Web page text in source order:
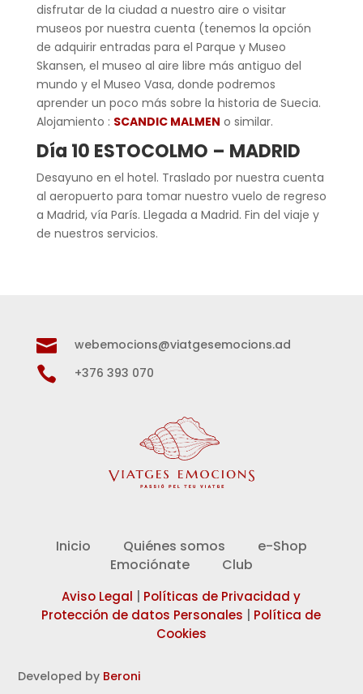
disfrutar de la ciudad a nuestro aire o visitar
museos por nuestra cuenta (tenemos la opción
de adquirir entradas para el Parque y Museo
Skansen, el museo al aire libre más antiguo del
mundo y el Museo Vasa, donde podremos
aprender un poco más sobre la historia de Suecia.
Alojamiento : SCANDIC MALMEN o similar.
Día 10 ESTOCOLMO – MADRID
Desayuno en el hotel. Traslado por nuestra cuenta
al aeropuerto para tomar nuestro vuelo de regreso
a Madrid, vía París. Llegada a Madrid. Fin del viaje y
de nuestros servicios.
 webemocions@viatgesemocions.ad
 +376 393 070
Inicio Quiénes somos
e-Shop
Emociónate
Club
Aviso Legal
Políticas de Privacidad y
Protección de datos Personales
Política de
Cookies
Developed by Beroni